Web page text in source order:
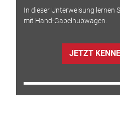
In dieser Unterweisung lernen
mit Hand-Gabelhubwagen.
JETZT